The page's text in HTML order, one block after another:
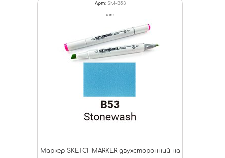
Арт: SM-B53
шт
Маркер SKETCHMARKER двухсторонний на